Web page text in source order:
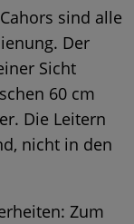
sind alle
Der
Sicht
60 cm
Die Leitern
nicht in den
Zum